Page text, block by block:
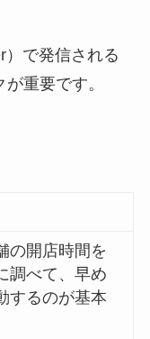
で発信される
重要です。
の開店時間を
調べて、早め
するのが基本